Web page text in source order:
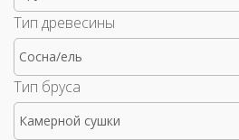
Тип древесины
Сосна/ель
Тип бруса
Камерной сушки